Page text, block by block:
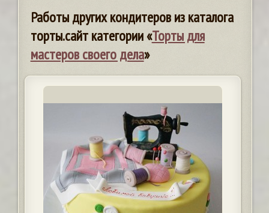
Работы других кондитеров из каталога
торты.сайт категории «Торты для
мастеров своего дела»